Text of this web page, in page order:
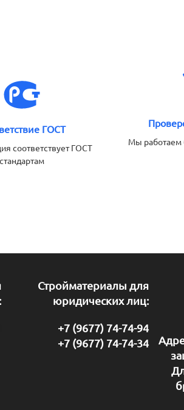
ГОСТ
соответствует ГОСТ
стандартам
Мы работаем
Стройматериалы для
юридических лиц:
+7 (9677) 74-74-94
+7 (9677) 74-74-34